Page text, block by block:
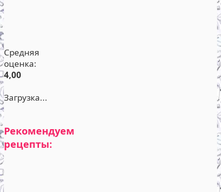
Средняя
оценка:
4,00
Загрузка...
Рекомендуем
рецепты: